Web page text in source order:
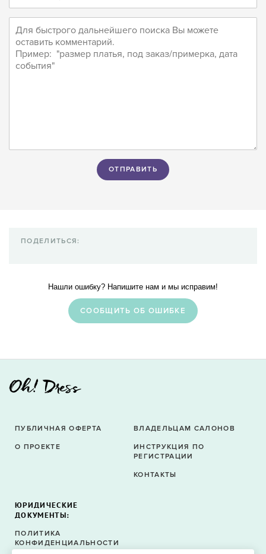
Нашли ошибку? Напишите нам и мы исправим!
CООБЩИТЬ ОБ ОШИБКЕ
ПОДЕЛИТЬСЯ:
ПУБЛИЧНАЯ ОФЕРТА
О ПРОЕКТЕ
ВЛАДЕЛЬЦАМ САЛОНОВ
ИНСТРУКЦИЯ ПО
РЕГИСТРАЦИИ
КОНТАКТЫ
ЮРИДИЧЕСКИЕ
ДОКУМЕНТЫ:
ПОЛИТИКА
КОНФИДЕНЦИАЛЬНОСТИ